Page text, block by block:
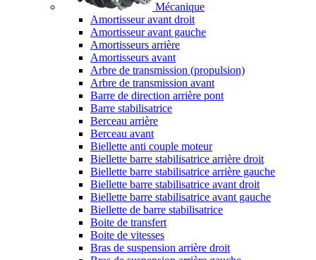
Mécanique
Amortisseur avant droit
Amortisseur avant gauche
Amortisseurs arrière
Amortisseurs avant
Arbre de transmission (propulsion)
Arbre de transmission avant
Barre de direction arrière pont
Barre stabilisatrice
Berceau arrière
Berceau avant
Biellette anti couple moteur
Biellette barre stabilisatrice arrière droit
Biellette barre stabilisatrice arrière gauche
Biellette barre stabilisatrice avant droit
Biellette barre stabilisatrice avant gauche
Biellette de barre stabilisatrice
Boite de transfert
Boite de vitesses
Bras de suspension arrière droit